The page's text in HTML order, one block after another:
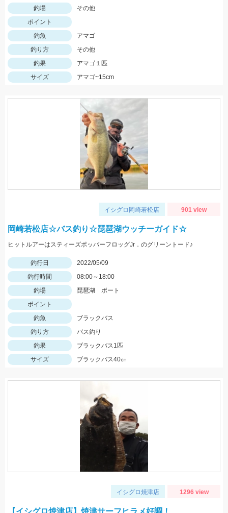
釣場
その他
ポイント
釣魚
アマゴ
釣り方
その他
釣果
アマゴ１匹
サイズ
アマゴ~15cm
イシグロ岡崎若松店 901 view
岡崎若松店☆バス釣り☆琵琶湖ウッチーガイド☆
ヒットルアーはスティーズポッパーフロッグJr．のグリーントード♪
釣行日
2022/05/09
釣行時間
08:00～18:00
釣場
琵琶湖 ボート
ポイント
釣魚
ブラックバス
釣り方
バス釣り
釣果
ブラックバス1匹
サイズ
ブラックバス40㎝
イシグロ焼津店 1296 view
【イシグロ焼津店】焼津サーフヒラメ好調！